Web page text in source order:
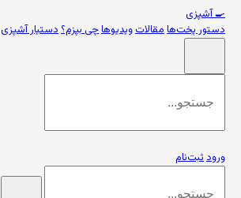
🍳آشپزی
دستور پخت‌هامقالاتویدیوهاچی بپزم؟دستیار آشپزی
ورودثبت‌نام